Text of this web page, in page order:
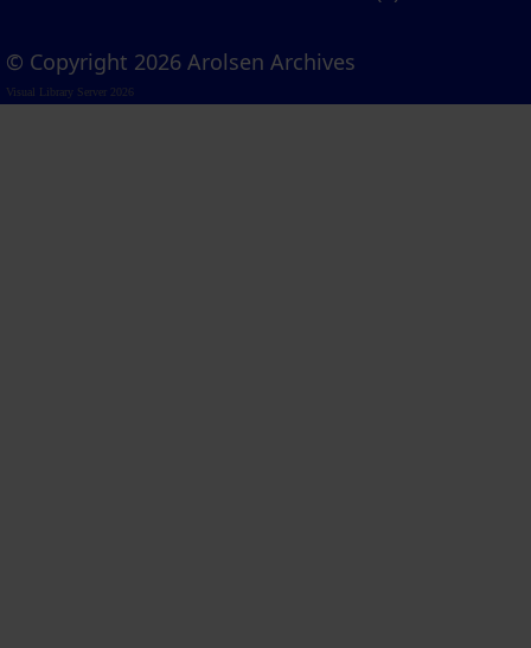
© Copyright 2026 Arolsen Archives
Visual Library Server 2026